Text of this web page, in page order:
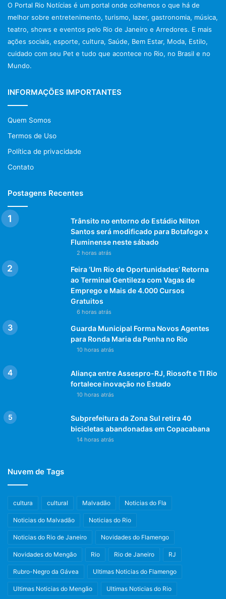
Estádio Áhmad Bin Ali
– Capacidade de 40 mil
Estádio Al Thumama– Capacidade de 40 mil pessoas
O palco da abertura será realizado no Al Bayt e a final vai
Quais jogadores deverão ser os
destaques da Copa do Catar? Entre
todas as seleções
Desde que o Catar foi escolhido para sediar da Copa do
Mundo, já existe especulação pelos fãs de futebol de todo
competição.
Alguns dos jogadores mais esperados para se destacarem
na Copa do Catar são Cristiano Ronaldo, Lionel Messi e
Todos eles são extremamente talentosos e já
demonstraram suas habilidades em competições
Ronaldo é um jogador polêmico, mas ninguém pode negar
seu talento. Já Messi é considerado por muitos como o
melhor jogador de futebol do mundo e Neymar está
populares no mundo.
Além disso, outros jogadores que também podem se
Paul Pogba.
Suárez é um atacante extremamente habilidoso que já
Bale é um jogador versátil que pode atuar tanto como
atacante quanto com meia-campista e do mesmo modo,
Pogba é um meio-campista extremamente talentoso.
Seleções favoritas ao título do
mundial de futebol no Catar
A expectativa é de que o evento seja um sucesso, com
grandes seleções participando da disputa pelo título.
O Portal Rio Notícias é um portal onde colhemos o que há de
melhor sobre entretenimento, turismo, lazer, gastronomia, música,
teatro, shows e eventos pelo Rio de Janeiro e Arredores. E mais
ações sociais, esporte, cultura, Saúde, Bem Estar, Moda, Estilo,
cuidado com seu Pet e tudo que acontece no Rio, no Brasil e no
Mundo.
INFORMAÇÕES IMPORTANTES
Quem Somos
Termos de Uso
Política de privacidade
Contato
Postagens Recentes
Trânsito no entorno do Estádio Nilton
Santos será modificado para Botafogo x
Fluminense neste sábado
2 horas atrás
Feira ‘Um Rio de Oportunidades’ Retorna
ao Terminal Gentileza com Vagas de
Emprego e Mais de 4.000 Cursos
Gratuitos
6 horas atrás
Guarda Municipal Forma Novos Agentes
para Ronda Maria da Penha no Rio
10 horas atrás
Aliança entre Assespro-RJ, Riosoft e TI Rio
fortalece inovação no Estado
10 horas atrás
Subprefeitura da Zona Sul retira 40
bicicletas abandonadas em Copacabana
14 horas atrás
Nuvem de Tags
cultura cultural Malvadão Noticias do Fla
Noticias do Malvadão Noticias do Rio
Noticias do Rio de Janeiro Novidades do Flamengo
Novidades do Mengão Rio Rio de Janeiro RJ
Rubro-Negro da Gávea Ultimas Noticias do Flamengo
Ultimas Noticias do Mengão Ultimas Noticias do Rio